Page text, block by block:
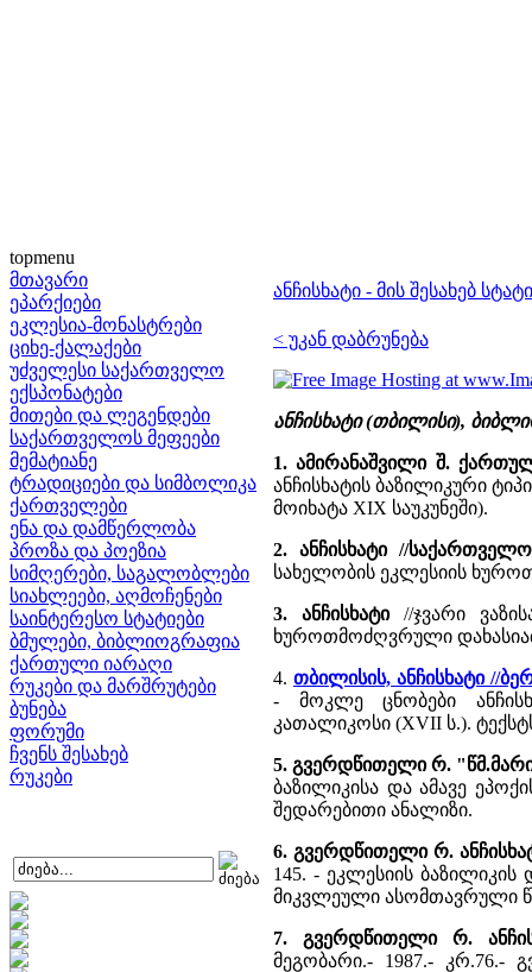
topmenu
მთავარი
ეპარქიები
ეკლესია-მონასტრები
ციხე-ქალაქები
უძველესი საქართველო
ექსპონატები
მითები და ლეგენდები
საქართველოს მეფეები
მემატიანე
ტრადიციები და სიმბოლიკა
ქართველები
ენა და დამწერლობა
პროზა და პოეზია
სიმღერები, საგალობლები
სიახლეები, აღმოჩენები
საინტერესო სტატიები
ბმულები, ბიბლიოგრაფია
ქართული იარაღი
რუკები და მარშრუტები
ბუნება
ფორუმი
ჩვენს შესახებ
რუკები
ანჩისხატი - მის შესახებ
< უკან დაბრუნება
ანჩისხატი (თბილისი),
1. ამირანაშვილი შ.
ანჩისხატის ბაზილიკური
მოიხატა XIX საუკუნეში).
2. ანჩისხატი //
სახელობის ეკლესიის
3. ანჩისხატი//ჯვარი
ხუროთმოძღვრული
4. თბილისის, ანჩისხატი //
- მოკლე ცნობები
კათალიკოსი (XVII ს.).
5. გვერდწითელი რ.
ბაზილიკისა და ამავე
შედარებითი ანალიზი.
6. გვერდწითელი რ.
145. - ეკლესიის
მიკვლეული ასომთავრული
7. გვერდწითელი რ.
მეგობარი.- 1987.-